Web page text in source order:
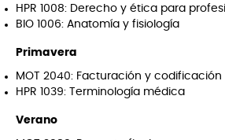
HPR 1008: Derecho y ética para
BIO 1006: Anatomía y fisiología
Primavera
MOT 2040: Facturación y codificación
HPR 1039: Terminología médica
Verano